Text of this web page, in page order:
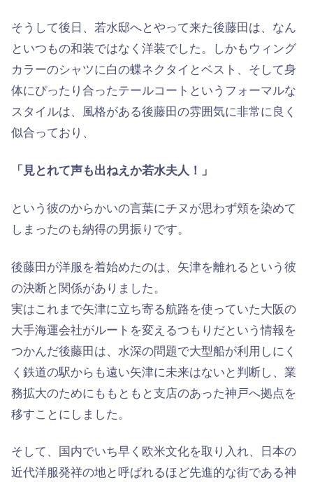
そうして後日、若水邸へとやって来た後藤田は、なん
といつもの和装ではなく洋装でした。しかもウィング
カラーのシャツに白の蝶ネクタイとベスト、そして身
体にぴったり合ったテールコートというフォーマルな
スタイルは、風格がある後藤田の雰囲気に非常に良く
似合っており、
「見とれて声も出ねえか若水夫人！」
という彼のからかいの言葉にチヌが思わず頬を染めて
しまったのも納得の男振りです。
後藤田が洋服を着始めたのは、矢津を離れるという彼
の決断と関係がありました。
実はこれまで矢津に立ち寄る航路を使っていた大阪の
大手海運会社がルートを変えるつもりだという情報を
つかんだ後藤田は、水深の問題で大型船が利用しにく
く鉄道の駅からも遠い矢津に未来はないと判断し、業
務拡大のためにももともと支店のあった神戸へ拠点を
移すことにしました。
そして、国内でいち早く欧米文化を取り入れ、日本の
近代洋服発祥の地と呼ばれるほど先進的な街である神